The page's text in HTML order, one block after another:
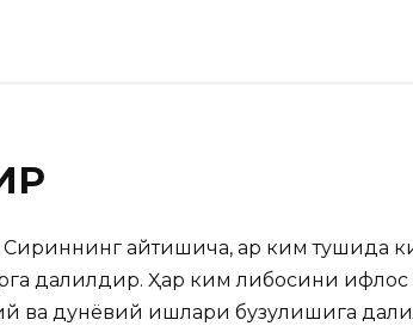
айтишича, ҳар ким тушида
далилдир. Ҳар ким либосини ифлос
ва дунёвий ишлари бузулишига